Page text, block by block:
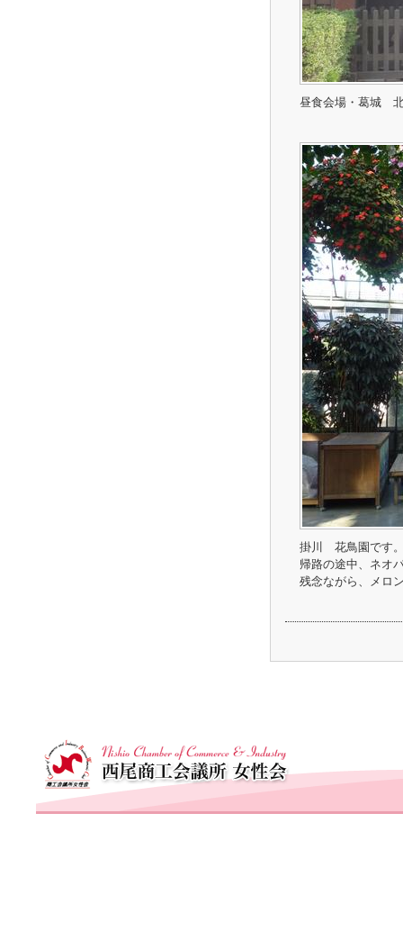
昼食会場・葛城
掛川 花鳥園です
帰路の途中、ネオ
残念ながら、メロ